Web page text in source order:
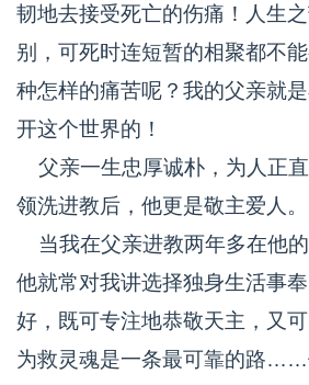
韧地去接受死亡的伤痛！人生
别，可死时连短暂的相聚都不
种怎样的痛苦呢？我的父亲就
开这个世界的！
父亲一生忠厚诚朴，为人正
领洗进教后，他更是敬主爱人。
当我在父亲进教两年多在他的
他就常对我讲选择独身生活事
好，既可专注地恭敬天主，又
为救灵魂是一条最可靠的路